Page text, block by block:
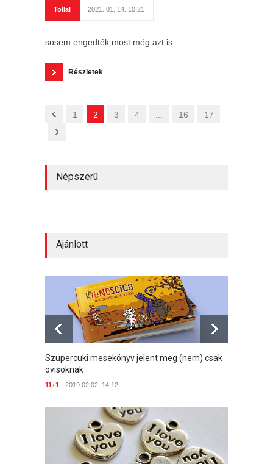
Tollal 2021. 01. 14. 10:21
sosem engedték most még azt is
Részletek
1 2 3 4 16 17
Népszerû
Szupercuki mesekönyv jelent meg (nem) csak
ovisoknak
11+1 2019.02.02. 14:12
Ajánlott
Szupercuki mesekönyv jelent meg (nem) csak
ovisoknak
11+1 2019.02.02. 14:12